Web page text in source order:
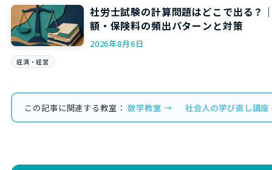
社労士試験の計算問題はどこで出る？
額・保険料の頻出パターンと対策
2026年8月6日
経済・経営
この記事に関連する教室：数学教室 → 社会人の学び直し講